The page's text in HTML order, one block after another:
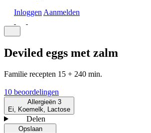
Inloggen Aanmelden
Deviled eggs met zalm
Familie recepten 15 + 240 min.
10 beoordelingen
Allergieën 3
Ei, Koemelk, Lactose
Delen
Opslaan